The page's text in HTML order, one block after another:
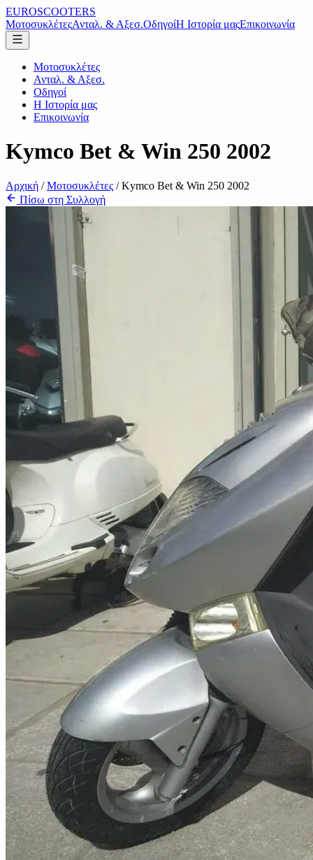
EUROSCOOTERS
ΜοτοσυκλέτεςΑνταλ. & Αξεσ.ΟδηγοίΗ Ιστορία μαςΕπικοινωνία
Μοτοσυκλέτες
Ανταλ. & Αξεσ.
Οδηγοί
Η Ιστορία μας
Επικοινωνία
Kymco Bet & Win 250 2002
Αρχική / Μοτοσυκλέτες / Kymco Bet & Win 250 2002
Πίσω στη Συλλογή